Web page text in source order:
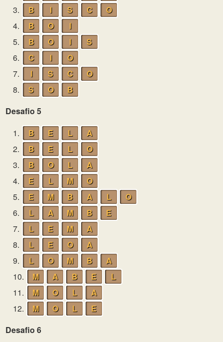
3.
B I S C
O
4.
B O
I
5.
B O I
S
6.
C I
O
7.
I S C
O
8.
S O
B
Desafio 5
1.
B E L
A
2.
B E L
O
3.
B O L
A
4.
E L M
O
5.
E M B A L
O
6.
L A M B
E
7.
L E M
A
8.
L E O
A
9.
L O M B
A
10.
M A B E
L
11.
M O L
A
12.
M O L
E
Desafio 6